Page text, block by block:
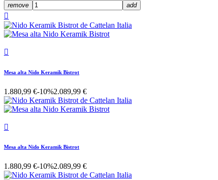
remove add


Mesa alta Nido Keramik Bistrot
1.880,99 €-10%2.089,99 €

Mesa alta Nido Keramik Bistrot
1.880,99 €-10%2.089,99 €